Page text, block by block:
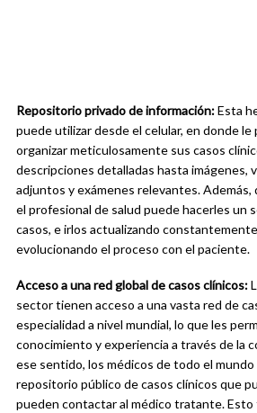
Repositorio privado de información:Esta
puede utilizar desde el celular, en donde le
organizar meticulosamente sus casos
descripciones detalladas hasta imágenes,
adjuntos y exámenes relevantes. Además,
el profesional de salud puede hacerles un
casos, e irlos actualizando
evolucionando el proceso con el paciente.
Acceso a una red global de casos clínicos:
sector tienen acceso a una vasta red de
especialidad a nivel mundial, lo que les
conocimiento y experiencia a través de la
ese sentido, los médicos de todo el
repositorio público de casos clínicos que
pueden contactar al médico tratante. Esto